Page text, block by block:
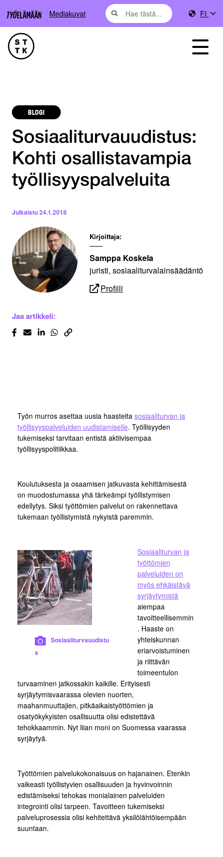
Mediakuvat FI
BLOGI
Sosiaaliturvauudistus:
Kohti osallistavampia
työllisyyspalveluita
Julkaistu24.1.2018
Kirjoittaja:
Samppa Koskela
juristi, sosiaaliturvalainsäädäntö
Profiili
Jaa artikkeli:
Työn murros asettaa uusia haasteita sosiaaliturvan ja
työllisyyspalveluiden uudistamiselle. Työllisyyden
tukemiseksi tarvitaan entistä aktiivisempaa
työllisyyspolitiikkaa.
Koulutuksesta ja osaamisen jatkuvasta kehittämisestä
on muodostumassa yhä tärkeämpi työllistymisen
edellytys. Siksi työttömien palvelut on rakennettava
tukemaan työllistymistä nykyistä paremmin.
Sosiaaliturvauudistu
s
Sosiaaliturvan ja
työttömien
palveluiden on
myös ehkäistävä
syrjäytymistä
aiempaa
tavoitteellisemmin
. Haaste on
yhteiskunnan
eriarvoistuminen
ja riittävän
toimeentulon
turvaaminen jatkossakin kaikille. Erityisesti
syrjäytymisvaarassa olevien nuorten,
maahanmuuttajien, pitkäaikaistyöttömien ja
osatyökykyisten osallisuutta olisi edistettävä
tehokkaammin. Nyt liian moni on Suomessa vaarassa
syrjäytyä.
Työttömien palvelukokonaisuus on hajanainen. Etenkin
vaikeasti työllistyvien osallisuuden ja hyvinvoinnin
edistämiseksi tehokas monialainen palveluiden
integrointi olisi tarpeen. Tavoitteen tukemiseksi
palveluprosessia olisi kehitettävä yksilölähtöisempään
suuntaan.